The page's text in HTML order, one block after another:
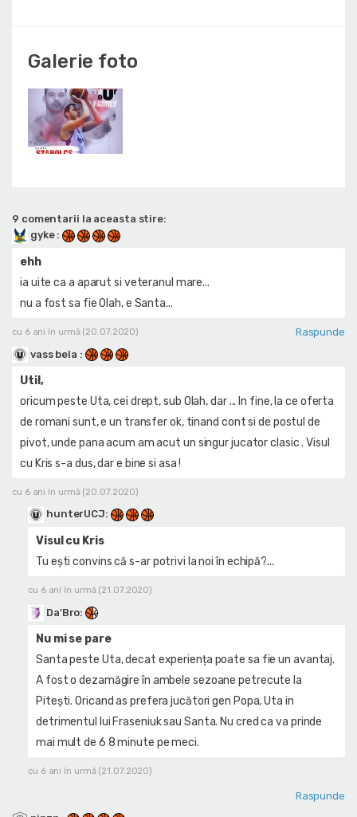
Galerie foto
9 comentarii la aceasta stire:
gyke :
ehh
ia uite ca a aparut si veteranul mare...
nu a fost sa fie Olah, e Santa...
cu 6 ani în urmă (20.07.2020)
Raspunde
vass bela :
Util,
oricum peste Uta, cei drept, sub Olah, dar ... In fine, la ce oferta
de romani sunt, e un transfer ok, tinand cont si de postul de
pivot, unde pana acum am acut un singur jucator clasic . Visul
cu Kris s-a dus, dar e bine si asa !
cu 6 ani în urmă (20.07.2020)
hunterUCJ:
Visul cu Kris
Tu ești convins că s-ar potrivi la noi în echipă?...
cu 6 ani în urmă (21.07.2020)
Da'Bro:
Nu mi se pare
Santa peste Uta, decat experiența poate sa fie un avantaj.
A fost o dezamăgire în ambele sezoane petrecute la
Pitești. Oricand as prefera jucători gen Popa, Uta in
detrimentul lui Fraseniuk sau Santa. Nu cred ca va prinde
mai mult de 6 8 minute pe meci.
cu 6 ani în urmă (21.07.2020)
Raspunde